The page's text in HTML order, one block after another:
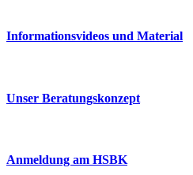
Informationsvideos und Material
Unser Beratungskonzept
Anmeldung am HSBK